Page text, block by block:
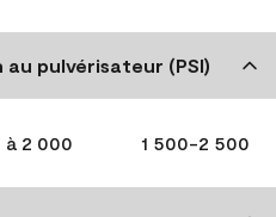
au pulvérisateur (PSI)
à 2 000 1 500-2 500